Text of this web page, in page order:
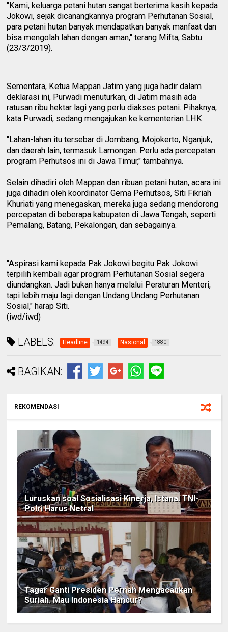
"Kami, keluarga petani hutan sangat berterima kasih kepada
Jokowi, sejak dicanangkannya program Perhutanan Sosial,
para petani hutan banyak mendapatkan banyak manfaat dan
bisa mengolah lahan dengan aman," terang Mifta, Sabtu
(23/3/2019).
Sementara, Ketua Mappan Jatim yang juga hadir dalam
deklarasi ini, Purwadi menuturkan, di Jatim masih ada
ratusan ribu hektar lagi yang perlu diakses petani. Pihaknya,
kata Purwadi, sedang mengajukan ke kementerian LHK.
"Lahan-lahan itu tersebar di Jombang, Mojokerto, Nganjuk,
dan daerah lain, termasuk Lamongan. Perlu ada percepatan
program Perhutsos ini di Jawa Timur," tambahnya.
Selain dihadiri oleh Mappan dan ribuan petani hutan, acara ini
juga dihadiri oleh koordinator Gema Perhutsos, Siti Fikriah
Khuriati yang menegaskan, mereka juga sedang mendorong
percepatan di beberapa kabupaten di Jawa Tengah, seperti
Pemalang, Batang, Pekalongan, dan sebagainya.
"Aspirasi kami kepada Pak Jokowi begitu Pak Jokowi
terpilih kembali agar program Perhutanan Sosial segera
diundangkan. Jadi bukan hanya melalui Peraturan Menteri,
tapi lebih maju lagi dengan Undang Undang Perhutanan
Sosial," harap Siti.
(iwd/iwd)
LABELS: Headline 1494 Nasional 1880
BAGIKAN:
REKOMENDASI
Luruskan soal Sosialisasi Kinerja, Istana: TNI-
Polri Harus Netral
Tagar Ganti Presiden Pernah Mengacaukan
Suriah. Mau Indonesia Hancur?